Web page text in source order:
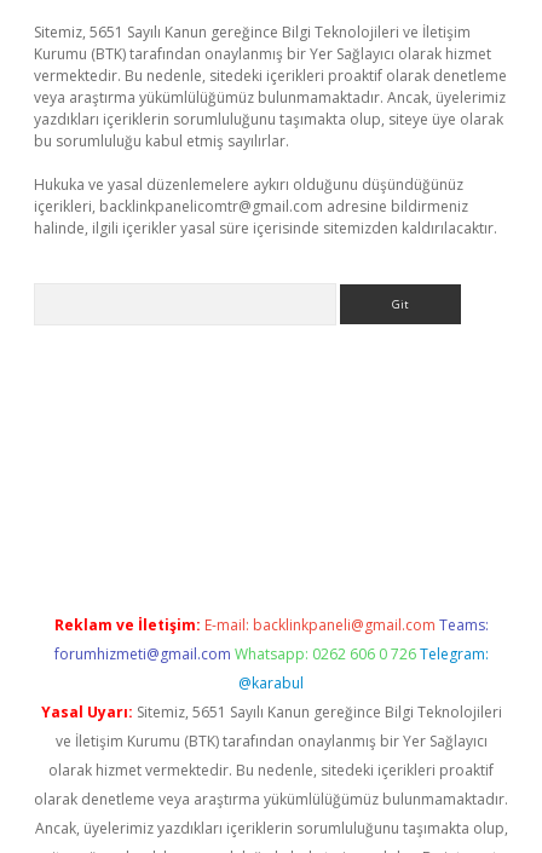
Sitemiz, 5651 Sayılı Kanun gereğince Bilgi Teknolojileri ve İletişim
Kurumu (BTK) tarafından onaylanmış bir Yer Sağlayıcı olarak hizmet
vermektedir. Bu nedenle, sitedeki içerikleri proaktif olarak denetleme
veya araştırma yükümlülüğümüz bulunmamaktadır. Ancak, üyelerimiz
yazdıkları içeriklerin sorumluluğunu taşımakta olup, siteye üye olarak
bu sorumluluğu kabul etmiş sayılırlar.
Hukuka ve yasal düzenlemelere aykırı olduğunu düşündüğünüz
içerikleri, backlinkpanelicomtr@gmail.com adresine bildirmeniz
halinde, ilgili içerikler yasal süre içerisinde sitemizden kaldırılacaktır.
Reklam ve İletişim: E-mail: backlinkpaneli@gmail.com Teams:
forumhizmeti@gmail.com Whatsapp: 0262 606 0 726 Telegram:
@karabul
Yasal Uyarı: Sitemiz, 5651 Sayılı Kanun gereğince Bilgi Teknolojileri
ve İletişim Kurumu (BTK) tarafından onaylanmış bir Yer Sağlayıcı
olarak hizmet vermektedir. Bu nedenle, sitedeki içerikleri proaktif
olarak denetleme veya araştırma yükümlülüğümüz bulunmamaktadır.
Ancak, üyelerimiz yazdıkları içeriklerin sorumluluğunu taşımakta olup,